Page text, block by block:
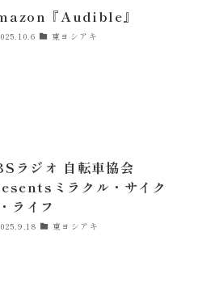
『Audible』
東ヨシアキ
ラジオ 自転車協会
ミラクル・サイク
ライフ
東ヨシアキ